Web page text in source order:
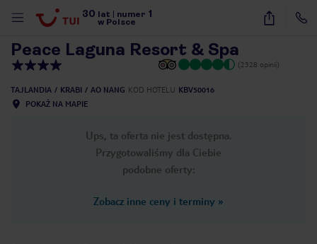
30 lat numer 1
w Polsce
27
Peace Laguna Resort & Spa
(2328 opinii)
TAJLANDIA KRABI AO NANG KOD HOTELU KBV50016
POKAŻ NA MAPIE
Ups, ta oferta nie jest dostępna.
Przygotowaliśmy dla Ciebie
podobne oferty:
Zobacz inne ceny i terminy »